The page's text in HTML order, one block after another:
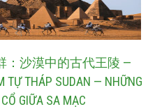
：沙漠中的古代王陵 —
TỰ THÁP SUDAN — NHỮNG
GIỮA SA MẠC